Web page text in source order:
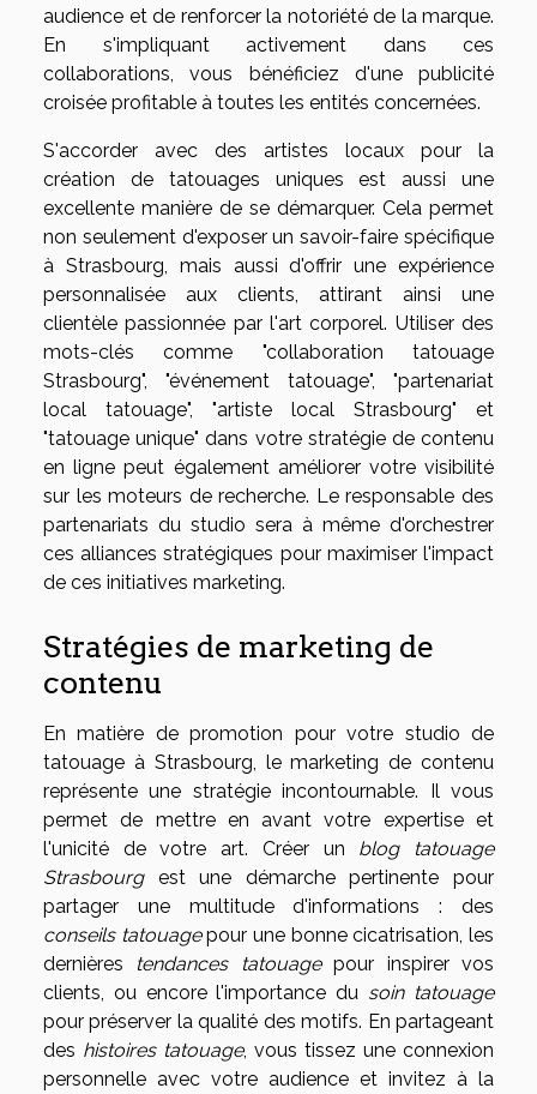
audience et de renforcer la notoriété de la marque.
En s'impliquant activement dans ces
collaborations, vous bénéficiez d'une publicité
croisée profitable à toutes les entités concernées.
S'accorder avec des artistes locaux pour la
création de tatouages uniques est aussi une
excellente manière de se démarquer. Cela permet
non seulement d'exposer un savoir-faire spécifique
à Strasbourg, mais aussi d'offrir une expérience
personnalisée aux clients, attirant ainsi une
clientèle passionnée par l'art corporel. Utiliser des
mots-clés comme "collaboration tatouage
Strasbourg", "événement tatouage", "partenariat
local tatouage", "artiste local Strasbourg" et
"tatouage unique" dans votre stratégie de contenu
en ligne peut également améliorer votre visibilité
sur les moteurs de recherche. Le responsable des
partenariats du studio sera à même d'orchestrer
ces alliances stratégiques pour maximiser l'impact
de ces initiatives marketing.
Stratégies de marketing de
contenu
En matière de promotion pour votre studio de
tatouage à Strasbourg, le marketing de contenu
représente une stratégie incontournable. Il vous
permet de mettre en avant votre expertise et
l'unicité de votre art. Créer un blog tatouage
Strasbourgest une démarche pertinente pour
partager une multitude d'informations : des
conseils tatouagepour une bonne cicatrisation, les
dernières tendances tatouagepour inspirer vos
clients, ou encore l'importance du soin tatouage
pour préserver la qualité des motifs. En partageant
des histoires tatouage, vous tissez une connexion
personnelle avec votre audience et invitez à la